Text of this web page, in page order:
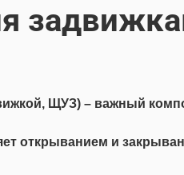
ЩУЗ) – важный
открыванием и